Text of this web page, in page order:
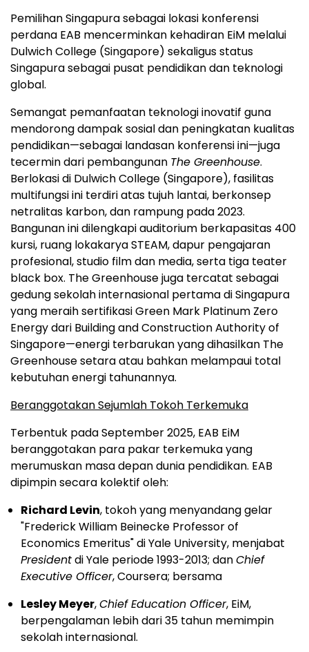
Pemilihan Singapura sebagai lokasi konferensi
perdana EAB mencerminkan kehadiran EiM melalui
Dulwich College (Singapore) sekaligus status
Singapura sebagai pusat pendidikan dan teknologi
global.
Semangat pemanfaatan teknologi inovatif guna
mendorong dampak sosial dan peningkatan kualitas
pendidikan—sebagai landasan konferensi ini—juga
tecermin dari pembangunan The Greenhouse.
Berlokasi di Dulwich College (Singapore), fasilitas
multifungsi ini terdiri atas tujuh lantai, berkonsep
netralitas karbon, dan rampung pada 2023.
Bangunan ini dilengkapi auditorium berkapasitas 400
kursi, ruang lokakarya STEAM, dapur pengajaran
profesional, studio film dan media, serta tiga teater
black box. The Greenhouse juga tercatat sebagai
gedung sekolah internasional pertama di Singapura
yang meraih sertifikasi Green Mark Platinum Zero
Energy dari Building and Construction Authority of
Singapore—energi terbarukan yang dihasilkan The
Greenhouse setara atau bahkan melampaui total
kebutuhan energi tahunannya.
Beranggotakan Sejumlah Tokoh Terkemuka
Terbentuk pada September 2025, EAB EiM
beranggotakan para pakar terkemuka yang
merumuskan masa depan dunia pendidikan. EAB
dipimpin secara kolektif oleh:
Richard Levin, tokoh yang menyandang gelar
"Frederick William Beinecke Professor of
Economics Emeritus" di Yale University, menjabat
Presidentdi Yale periode 1993-2013; danChief
Executive Officer, Coursera; bersama
Lesley Meyer,Chief Education Officer, EiM,
berpengalaman lebih dari 35 tahun memimpin
sekolah internasional.